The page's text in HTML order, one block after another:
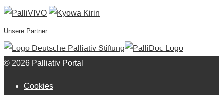
Unsere Partner
© 2026 Palliativ Portal
Cookies